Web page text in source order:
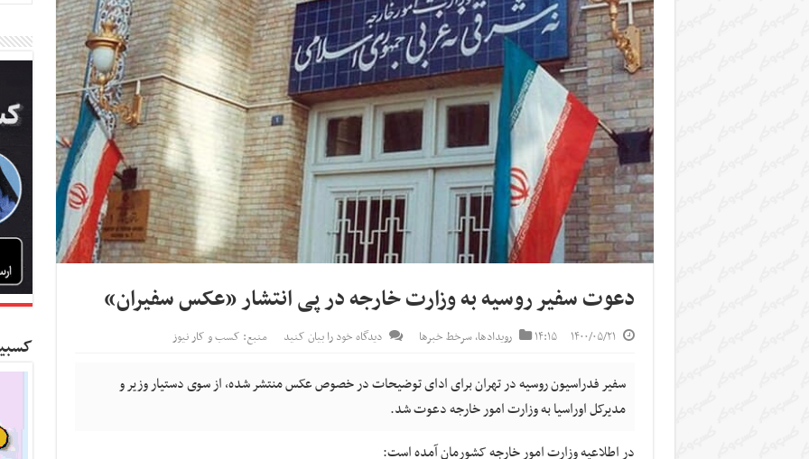
دعوت سفیر روسیه به وزارت خارجه در پی انتشار «عکس سفیران»
۱۴۰۰/۰۵/۲۱ ۱۴:۱۵ رویدادها,سرخط خبرها دیدگاه خود را بیان کنید منبع: کسب و کار نیوز
سفیر فدراسیون روسیه در تهران برای ادای توضیحات در خصوص عکس منتشر شده، از سوی دستیار وزیر و
مدیرکل اوراسیا به وزارت امور خارجه دعوت شد.
در اطلاعیه وزارت امور خارجه کشورمان آمده است: